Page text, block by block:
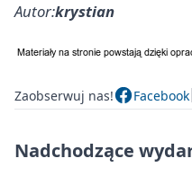
Autor:krystian
Zaobserwuj nas! Facebook
Nadchodzące